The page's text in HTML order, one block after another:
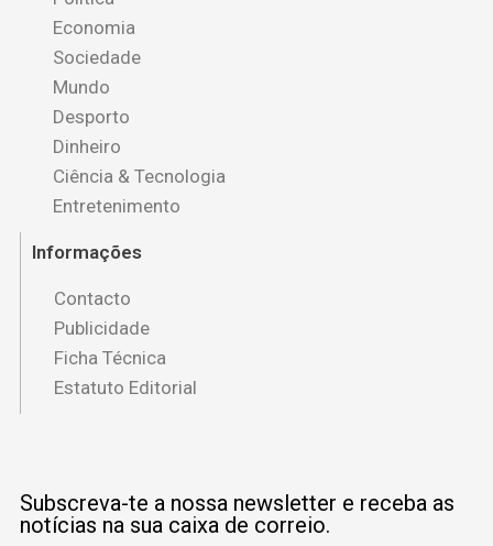
Economia
Sociedade
Mundo
Desporto
Dinheiro
Ciência & Tecnologia
Entretenimento
Informações
Contacto
Publicidade
Ficha Técnica
Estatuto Editorial
Subscreva-te a nossa newsletter e receba as
notícias na sua caixa de correio.